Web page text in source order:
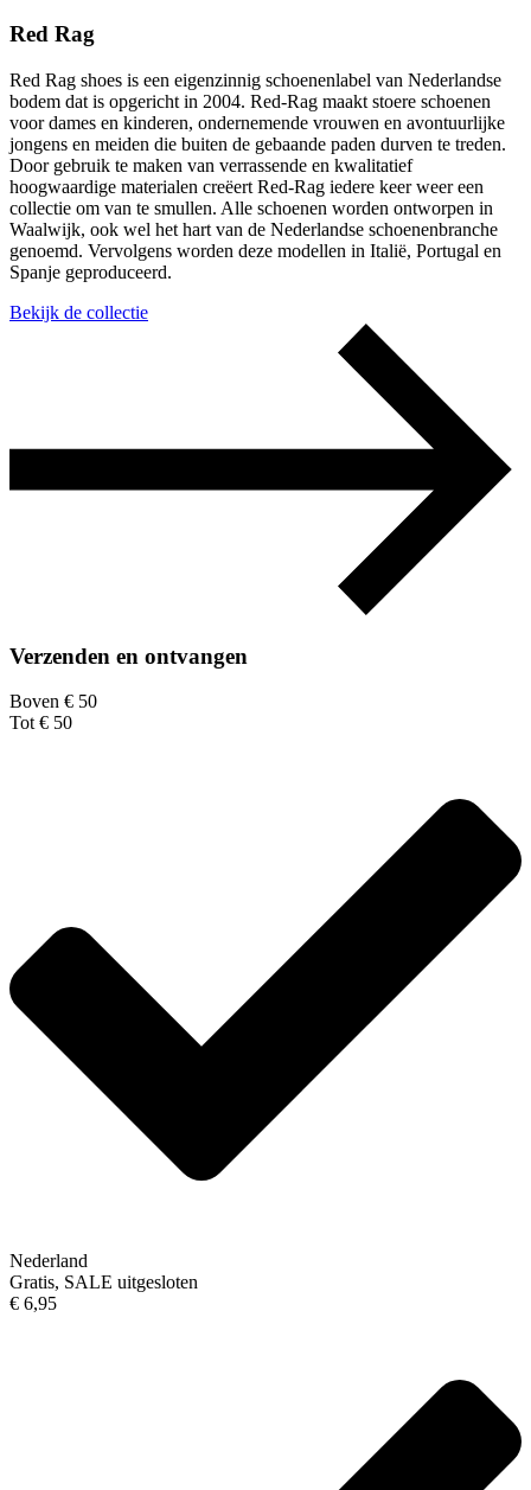
Red Rag
Red Rag shoes is een eigenzinnig schoenenlabel van Nederlandse
bodem dat is opgericht in 2004. Red-Rag maakt stoere schoenen
voor dames en kinderen, ondernemende vrouwen en avontuurlijke
jongens en meiden die buiten de gebaande paden durven te treden.
Door gebruik te maken van verrassende en kwalitatief
hoogwaardige materialen creëert Red-Rag iedere keer weer een
collectie om van te smullen. Alle schoenen worden ontworpen in
Waalwijk, ook wel het hart van de Nederlandse schoenenbranche
genoemd. Vervolgens worden deze modellen in Italië, Portugal en
Spanje geproduceerd.
Bekijk de collectie
Verzenden en ontvangen
Boven € 50
Tot € 50
Nederland
Gratis, SALE uitgesloten
€ 6,95